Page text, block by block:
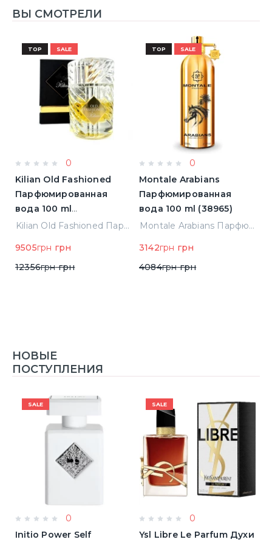
ВЫ СМОТРЕЛИ
TOP SALE
0
Kilian Old Fashioned
Парфюмированная
вода 100 ml
(3700550240723)
Kilian Old Fashioned Парфюмированная вода 100 ml (3700550240723)
9505грн грн
12356грнгрн
TOP SALE
0
Montale Arabians
Парфюмированная
вода 100 ml (38965)
Montale Arabians Парфюмированная вода 100 ml (38965)
3142грн грн
4084грнгрн
НОВЫЕ
ПОСТУПЛЕНИЯ
SALE
0
Initio Power Self
SALE
0
Ysl Libre Le Parfum Духи